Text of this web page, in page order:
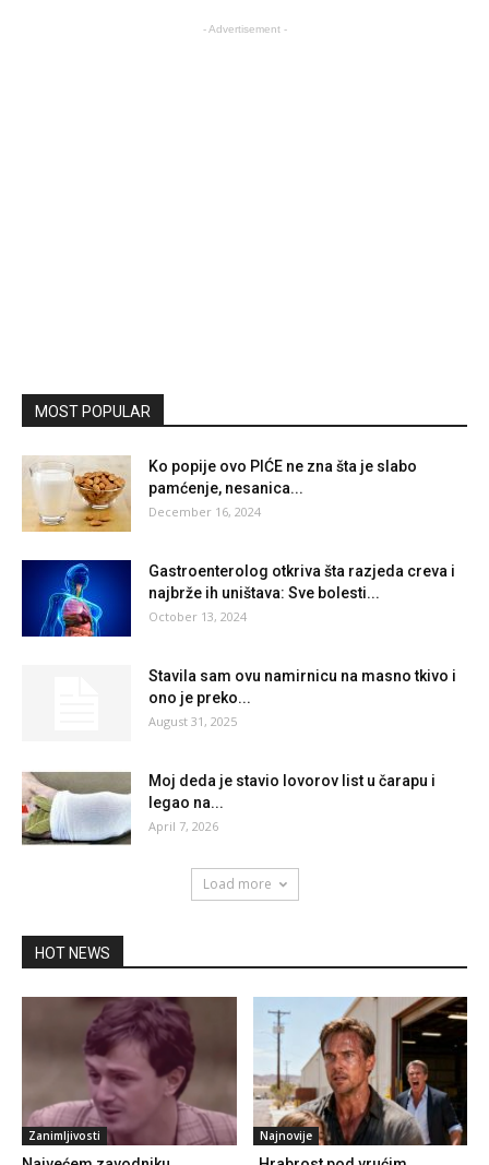
- Advertisement -
MOST POPULAR
Ko popije ovo PIĆE ne zna šta je slabo
pamćenje, nesanica...
December 16, 2024
Gastroenterolog otkriva šta razjeda creva i
najbrže ih uništava: Sve bolesti...
October 13, 2024
Stavila sam ovu namirnicu na masno tkivo i
ono je preko...
August 31, 2025
Moj deda je stavio lovorov list u čarapu i
legao na...
April 7, 2026
Load more
HOT NEWS
Zanimljivosti Najnovije